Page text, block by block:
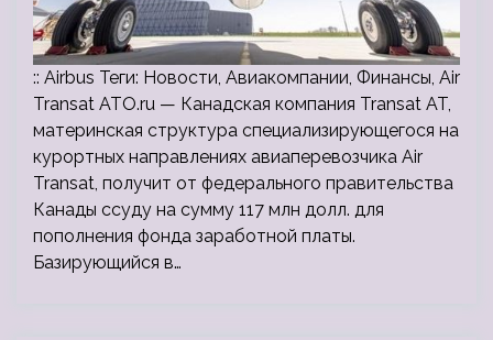
:: Airbus Теги: Новости, Авиакомпании, Финансы, Air
Transat ATO.ru — Канадская компания Transat AT,
материнская структура специализирующегося на
курортных направлениях авиаперевозчика Air
Transat, получит от федерального правительства
Канады ссуду на сумму 117 млн долл. для
пополнения фонда заработной платы.
Базирующийся в…